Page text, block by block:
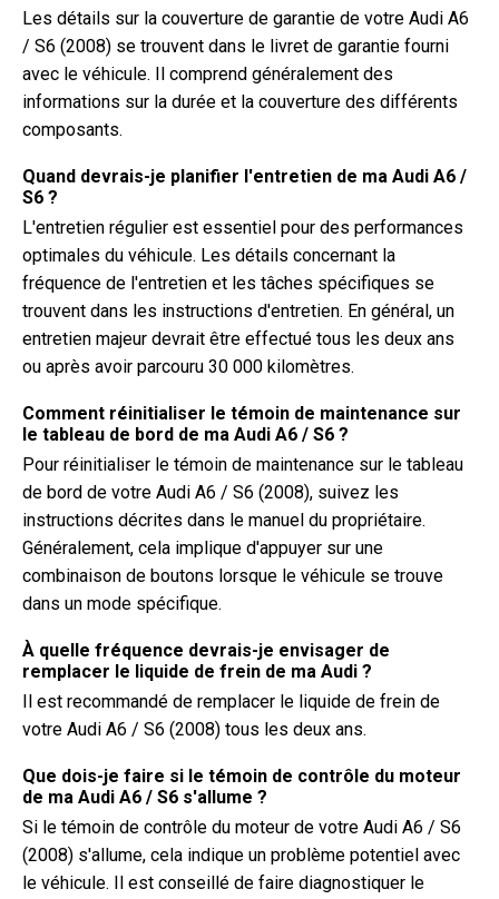
Les détails sur la couverture de garantie de votre Audi A6
/ S6 (2008) se trouvent dans le livret de garantie fourni
avec le véhicule. Il comprend généralement des
informations sur la durée et la couverture des différents
composants.
Quand devrais-je planifier l'entretien de ma Audi A6 /
S6 ?
L'entretien régulier est essentiel pour des performances
optimales du véhicule. Les détails concernant la
fréquence de l'entretien et les tâches spécifiques se
trouvent dans les instructions d'entretien. En général, un
entretien majeur devrait être effectué tous les deux ans
ou après avoir parcouru 30 000 kilomètres.
Comment réinitialiser le témoin de maintenance sur
le tableau de bord de ma Audi A6 / S6 ?
Pour réinitialiser le témoin de maintenance sur le tableau
de bord de votre Audi A6 / S6 (2008), suivez les
instructions décrites dans le manuel du propriétaire.
Généralement, cela implique d'appuyer sur une
combinaison de boutons lorsque le véhicule se trouve
dans un mode spécifique.
À quelle fréquence devrais-je envisager de
remplacer le liquide de frein de ma Audi ?
Il est recommandé de remplacer le liquide de frein de
votre Audi A6 / S6 (2008) tous les deux ans.
Que dois-je faire si le témoin de contrôle du moteur
de ma Audi A6 / S6 s'allume ?
Si le témoin de contrôle du moteur de votre Audi A6 / S6
(2008) s'allume, cela indique un problème potentiel avec
le véhicule. Il est conseillé de faire diagnostiquer le